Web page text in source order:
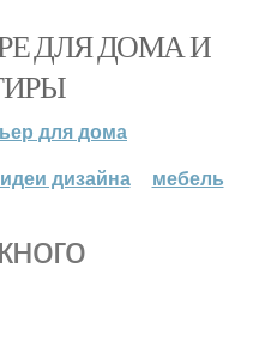
ДЛЯ ДОМА И
для дома
идеи дизайна мебель